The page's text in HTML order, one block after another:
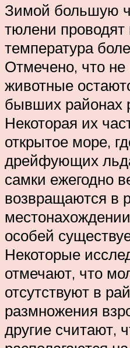
Зимой большую
тюлени проводят
температура
Отмечено, что
животные
бывших районах
Некоторая их
открытое море,
дрейфующих
самки ежегодно
возвращаются в
особей
Некоторые
отмечают, что
отсутствуют в
размножения
другие считают,